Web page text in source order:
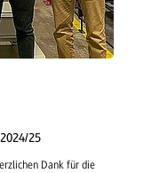
25
Dank für die